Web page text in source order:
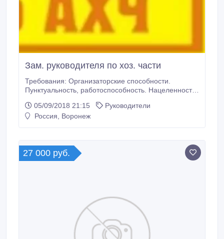
Зам. руководителя по хоз. части
Требования: Организаторские способности.
Пунктуальность, работоспособность. Нацеленность
необходимых документов для заключения
договоров на оказание услуг. Участие в
мероприятий.
05/09/2018 21:15
Руководители
Россия, Воронеж
27 000 руб.